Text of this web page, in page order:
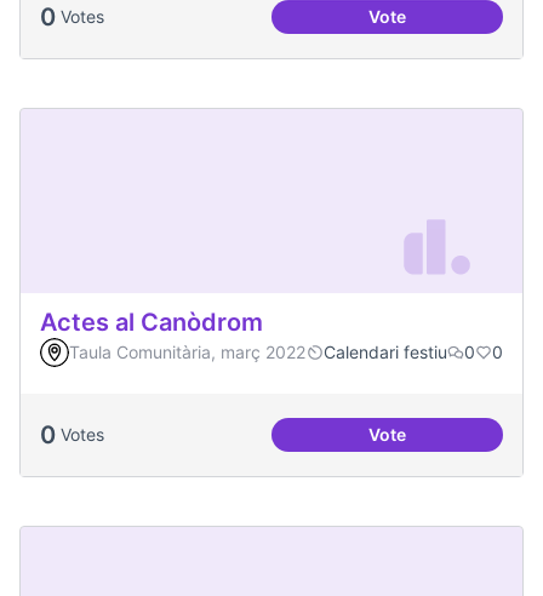
0 Votes VoteDia Mundial de la
Actes al Canòdrom
Taula Comunitària, març 2022 Calendari festiu 0 0
0 Votes VoteActes al Canòdrom